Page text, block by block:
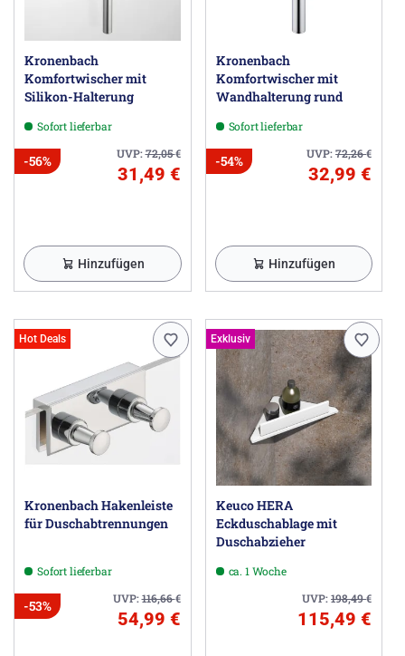
Kronenbach
Komfortwischer mit
Silikon-Halterung
Sofort lieferbar
UVP:72,05€
-56%
31,49 €
Hinzufügen
Kronenbach
Komfortwischer mit
Wandhalterung rund
Sofort lieferbar
UVP:72,26€
-54%
32,99 €
Hinzufügen
Hot Deals
Kronenbach Hakenleiste
für Duschabtrennungen
Sofort lieferbar
UVP:116,66€
-53%
54,99 €
Exklusiv
Keuco HERA
Eckduschablage mit
Duschabzieher
ca. 1 Woche
UVP:198,49€
115,49 €